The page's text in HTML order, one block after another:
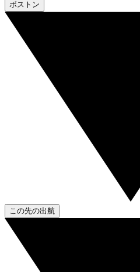
ボストン
この先の出航